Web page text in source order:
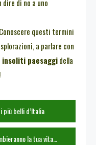
di no a uno
questi termini
a parlare con
insoliti paesaggidella
più belli d’Italia
la tua vita